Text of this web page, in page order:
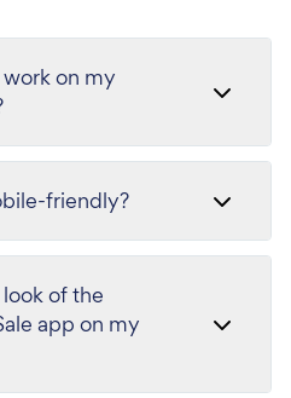
on my
friendly?
of the
app on my